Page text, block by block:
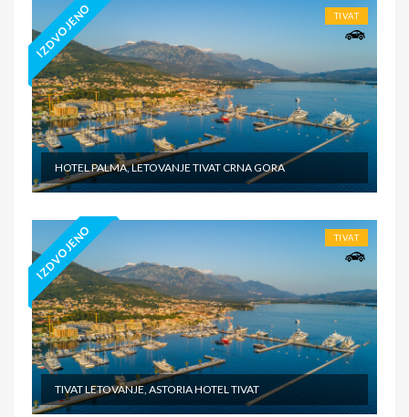
IZDVOJENO TIVAT
HOTEL PALMA, LETOVANJE TIVAT CRNA GORA
IZDVOJENO TIVAT
TIVAT LETOVANJE, ASTORIA HOTEL TIVAT